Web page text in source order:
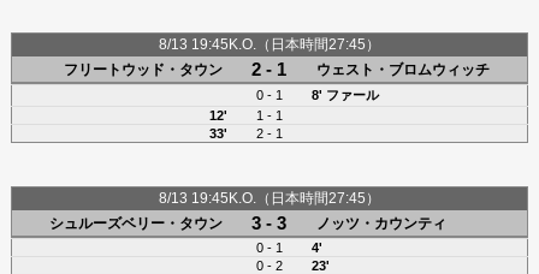
8/13 19:45K.O.（日本時間27:45）
フリートウッド・タウン
2 - 1 ウェスト・ブロムウィッチ
0 - 1 8' ファール
12'
1 - 1
33'
2 - 1
8/13 19:45K.O.（日本時間27:45）
シュルーズベリー・タウン
3 - 3 ノッツ・カウンティ
0 - 1
4'
0 - 2
23'